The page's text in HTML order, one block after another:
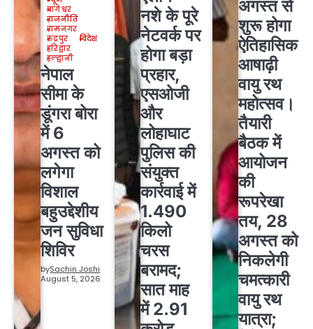
बागेश्वर
राजनीति
रामनगर
रुद्रपुर
विदेश
हरिद्वार
हल्द्वानी
नेपाल
सीमा के
डूंगरा बोरा
में 6
अगस्त को
लगेगा
विशाल
बहुउद्देशीय
जन सुविधा
शिविर
bySachin Joshi
August 5, 2026
नशे के पूरे
नेटवर्क पर
होगा बड़ा
प्रहार,
एसओजी
और
लोहाघाट
पुलिस की
संयुक्त
कार्रवाई में
1.490
किलो
चरस
बरामद;
सात माह
में 2.91
अगस्त से
शुरू होगा
ऐतिहासिक
आषाढ़ी
वायु रथ
महोत्सव।
तैयारी
बैठक में
आयोजन
की
रूपरेखा
तय, 28
अगस्त को
निकलेगी
चमत्कारी
वायु रथ
यात्रा;